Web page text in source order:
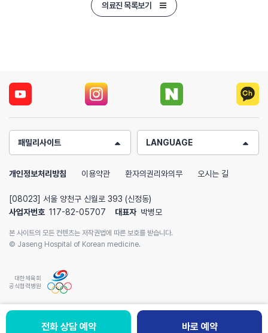
칭찬하기 바로 예약
의료진 목록보기
패밀리사이트 LANGUAGE
개인정보처리방침 이용약관 환자의권리와의무 오시는 길
[08023] 서울 양천구 신월로 393 (신정동)
사업자번호 117-82-05707 대표자 박병모
본 사이트의 모든 컨텐츠는 저작권법에 따른 보호를 받습니다.
© Jaseng Hospital of Korean medicine.
대한체육회
공식협력병원
전화 상담 예약 바로 예약